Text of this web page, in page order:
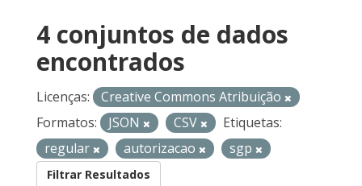
4 conjuntos de dados
encontrados
Licenças:
Creative Commons Atribuição
Formatos:
JSON CSV
Etiquetas:
regular
autorizacao sgp
Filtrar Resultados